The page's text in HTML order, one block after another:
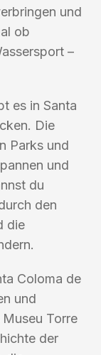
und
ob
–
es in Santa
Die
Parks und
und
du
den
die
Coloma de
und
Torre
der